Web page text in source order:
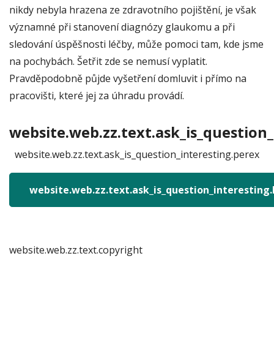
nikdy nebyla hrazena ze zdravotního pojištění, je však
významné při stanovení diagnózy glaukomu a při
sledování úspěšnosti léčby, může pomoci tam, kde jsme
na pochybách. Šetřit zde se nemusí vyplatit.
Pravděpodobně půjde vyšetření domluvit i přímo na
pracovišti, které jej za úhradu provádí.
website.web.zz.text.ask_is_question_interesting.perex
website.web.zz.text.copyright